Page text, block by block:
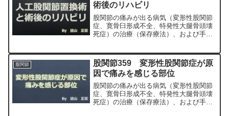
術後のリハビリ
股関節の痛みが出る病気（変形性股関節
症、寛骨臼形成不全、特発性大腿骨頭壊
死症）の治療（保存療法）、および手術
科専門医（人工関節手術を専門）の塗山
正宏が色々と説明します。
股関節
股関節359 変形性股関節症が原
因で痛みを感じる部位
股関節の痛みが出る病気（変形性股関節
症、寛骨臼形成不全、特発性大腿骨頭壊
死症）の治療（保存療法）、および手術